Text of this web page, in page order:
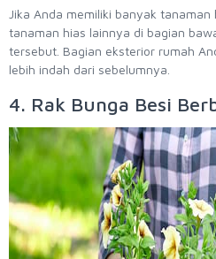
Jika Anda memiliki banyak
tanaman hias lainnya di bagian
tersebut. Bagian eksterior rumah
lebih indah dari sebelumnya.
4. Rak Bunga Besi